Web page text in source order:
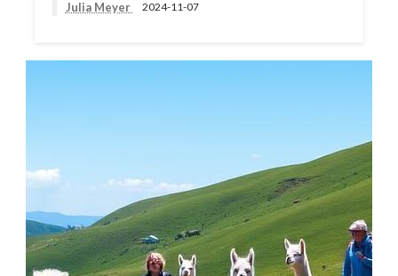
Julia Meyer 2024-11-07